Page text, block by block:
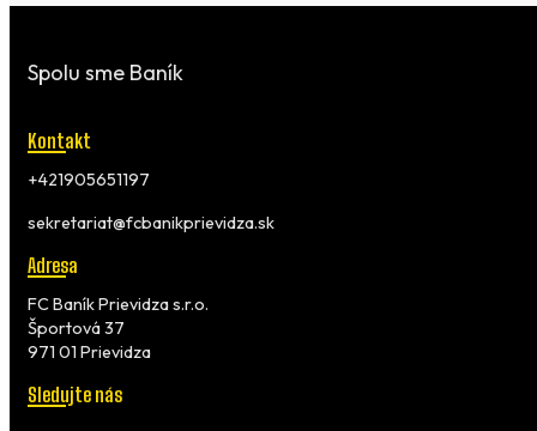
Spolu sme Baník
Kontakt
+421905651197
sekretariat@fcbanikprievidza.sk
Adresa
FC Baník Prievidza s.r.o.
Športová 37
971 01 Prievidza
Sledujte nás